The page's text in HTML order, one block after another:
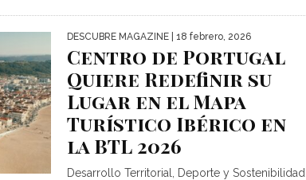
DESCUBRE MAGAZINE | 18 febrero, 2026
Centro de Portugal
Quiere Redefinir su
Lugar en el Mapa
Turístico Ibérico en
la BTL 2026
Desarrollo Territorial, Deporte y Sostenibilidad